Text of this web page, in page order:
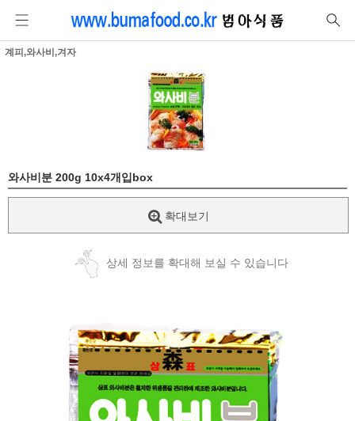
계피,와사비,겨자
와사비분 200g 10x4개입box
확대보기
상세 정보를 확대해 보실 수 있습니다